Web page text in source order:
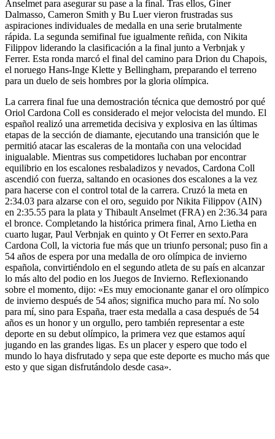
Anselmet para asegurar su pase a la final. Tras ellos, Giner
Dalmasso, Cameron Smith y Bu Luer vieron frustradas sus
aspiraciones individuales de medalla en una serie brutalmente
rápida. La segunda semifinal fue igualmente reñida, con Nikita
Filippov liderando la clasificación a la final junto a Verbnjak y
Ferrer. Esta ronda marcó el final del camino para Drion du Chapois,
el noruego Hans-Inge Klette y Bellingham, preparando el terreno
para un duelo de seis hombres por la gloria olímpica.
La carrera final fue una demostración técnica que demostró por qué
Oriol Cardona Coll es considerado el mejor velocista del mundo. El
español realizó una arremetida decisiva y explosiva en las últimas
etapas de la sección de diamante, ejecutando una transición que le
permitió atacar las escaleras de la montaña con una velocidad
inigualable. Mientras sus competidores luchaban por encontrar
equilibrio en los escalones resbaladizos y nevados, Cardona Coll
ascendió con fuerza, saltando en ocasiones dos escalones a la vez
para hacerse con el control total de la carrera. Cruzó la meta en
2:34.03 para alzarse con el oro, seguido por Nikita Filippov (AIN)
en 2:35.55 para la plata y Thibault Anselmet (FRA) en 2:36.34 para
el bronce. Completando la histórica primera final, Arno Lietha en
cuarto lugar, Paul Verbnjak en quinto y Ot Ferrer en sexto.Para
Cardona Coll, la victoria fue más que un triunfo personal; puso fin a
54 años de espera por una medalla de oro olímpica de invierno
española, convirtiéndolo en el segundo atleta de su país en alcanzar
lo más alto del podio en los Juegos de Invierno. Reflexionando
sobre el momento, dijo: «Es muy emocionante ganar el oro olímpico
de invierno después de 54 años; significa mucho para mí. No solo
para mí, sino para España, traer esta medalla a casa después de 54
años es un honor y un orgullo, pero también representar a este
deporte en su debut olímpico, la primera vez que estamos aquí
jugando en las grandes ligas. Es un placer y espero que todo el
mundo lo haya disfrutado y sepa que este deporte es mucho más que
esto y que sigan disfrutándolo desde casa».